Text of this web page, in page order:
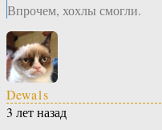
Впрочем, хохлы смогли.
Dewa1s
3 лет назад